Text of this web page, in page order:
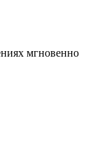
мгновенно